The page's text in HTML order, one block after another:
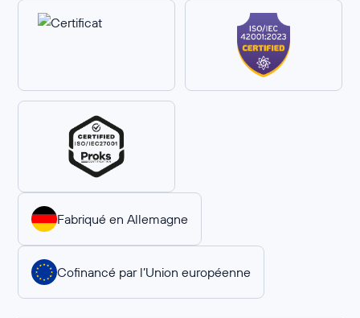
Fabriqué en Allemagne
Cofinancé par l’Union européenne